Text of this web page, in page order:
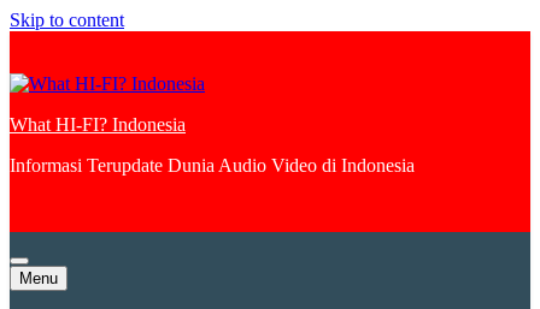
Skip to content
What HI-FI? Indonesia
Informasi Terupdate Dunia Audio Video di Indonesia
Menu